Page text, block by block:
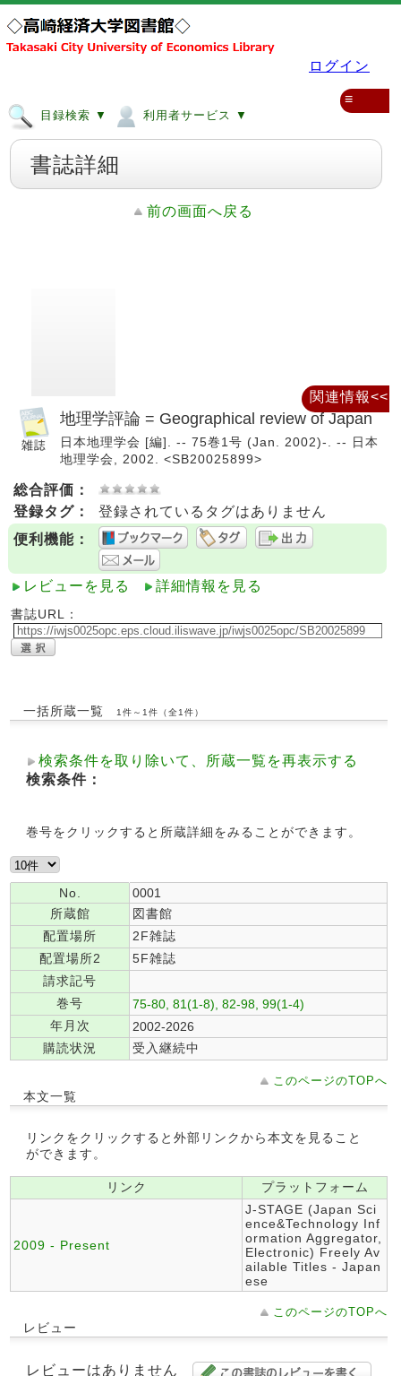
ログイン
目録検索 ▼ 利用者サービス ▼
≡
書誌詳細
前の画面へ戻る
地理学評論 = Geographical review of Japan
日本地理学会 [編]. -- 75巻1号 (Jan. 2002)-. -- 日本
地理学会, 2002. <SB20025899>
総合評価：
登録タグ：
登録されているタグはありません
便利機能：
レビューを見る 詳細情報を見る
書誌URL：
一括所蔵一覧 1件～1件（全1件）
検索条件を取り除いて、所蔵一覧を再表示する
検索条件：
巻号をクリックすると所蔵詳細をみることができます。
No.
0001
所蔵館
図書館
配置場所
2F雑誌
配置場所2
5F雑誌
請求記号
巻号
75-80, 81(1-8), 82-98, 99(1-4)
年月次
2002-2026
購読状況
受入継続中
このページのTOPへ
本文一覧
リンクをクリックすると外部リンクから本文を見ること
ができます。
リンク プラットフォーム
2009 - Present
J-STAGE (Japan Sci
ence&Technology Inf
ormation Aggregator,
Electronic) Freely Av
ailable Titles - Japan
ese
このページのTOPへ
レビュー
レビューはありません
関連情報<<